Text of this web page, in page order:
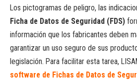
Los pictogramas de peligro, las
Ficha de Datos de Seguridad (FDS)
información que los fabricantes deben
garantizar un uso seguro de sus
legislación. Para facilitar esta tarea,
software de Fichas de Datos de